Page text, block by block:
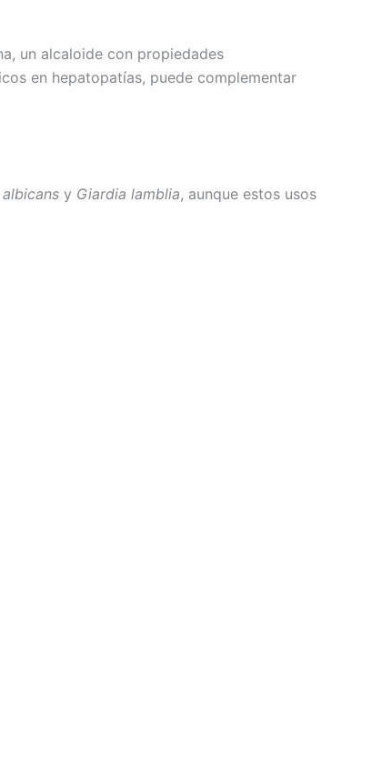
un alcaloide con propiedades
en hepatopatías, puede complementar
y Giardia lamblia, aunque estos usos